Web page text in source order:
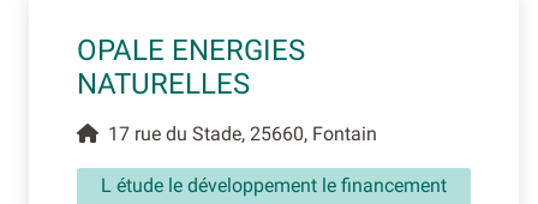
OPALE ENERGIES
NATURELLES
17 rue du Stade, 25660, Fontain
L étude le développement le financement